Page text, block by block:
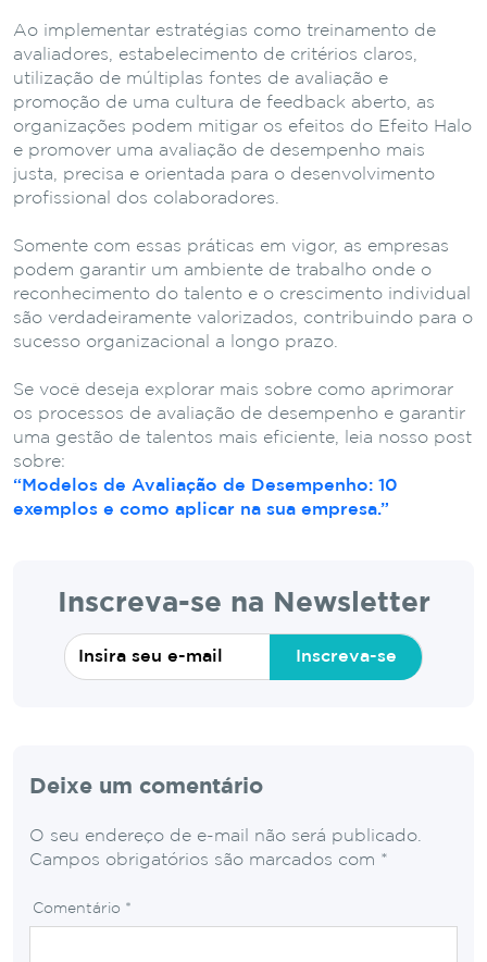
Ao implementar estratégias como treinamento de
avaliadores, estabelecimento de critérios claros,
utilização de múltiplas fontes de avaliação e
promoção de uma cultura de feedback aberto, as
organizações podem mitigar os efeitos do Efeito Halo
e promover uma avaliação de desempenho mais
justa, precisa e orientada para o desenvolvimento
profissional dos colaboradores.
Somente com essas práticas em vigor, as empresas
podem garantir um ambiente de trabalho onde o
reconhecimento do talento e o crescimento individual
são verdadeiramente valorizados, contribuindo para o
sucesso organizacional a longo prazo.
Se você deseja explorar mais sobre como aprimorar
os processos de avaliação de desempenho e garantir
uma gestão de talentos mais eficiente, leia nosso post
sobre:
“Modelos de Avaliação de Desempenho: 10
exemplos e como aplicar na sua empresa.”
Inscreva-se na Newsletter
Inscreva-se
Deixe um comentário
O seu endereço de e-mail não será publicado.
Campos obrigatórios são marcados com *
Comentário *